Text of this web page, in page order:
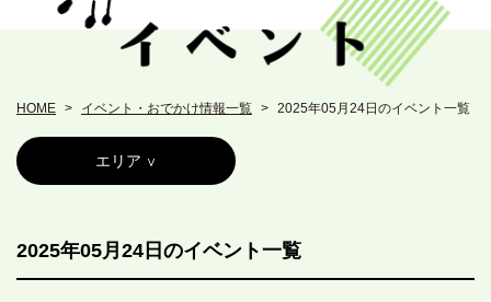
HOME イベント・おでかけ情報一覧 2025年05月24日のイベント一覧
エリア
2025年05月24日のイベント一覧